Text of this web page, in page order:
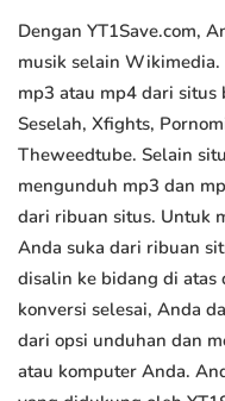
Dengan YT1Save.com,
musik selain
mp3 atau mp4 dari situs
Seselah, Xfights,
Theweedtube. Selain
mengunduh mp3 dan
dari ribuan situs. Untuk
Anda suka dari ribuan
disalin ke bidang di atas
konversi selesai, Anda
dari opsi unduhan dan
atau komputer Anda.